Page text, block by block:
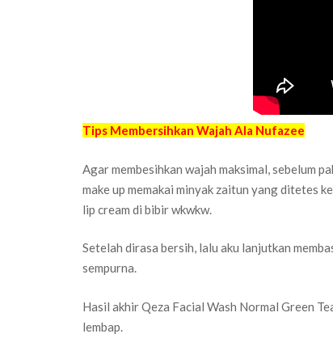
Tips Membersihkan Wajah Ala Nufazee
Agar membesihkan wajah maksimal, sebelum
make up memakai minyak zaitun yang ditetes
lip cream di bibir wkwkw.
Setelah dirasa bersih, lalu aku lanjutkan
sempurna.
Hasil akhir Qeza Facial Wash Normal Green
lembap.